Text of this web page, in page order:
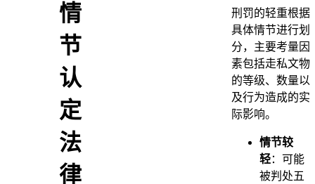
情
节
认
定
法
律
刑罚的轻重根据
具体情节进行划
分，主要考量因
素包括走私文物
的等级、数量以
及行为造成的实
际影响。
情节较
轻：可能
被判处五